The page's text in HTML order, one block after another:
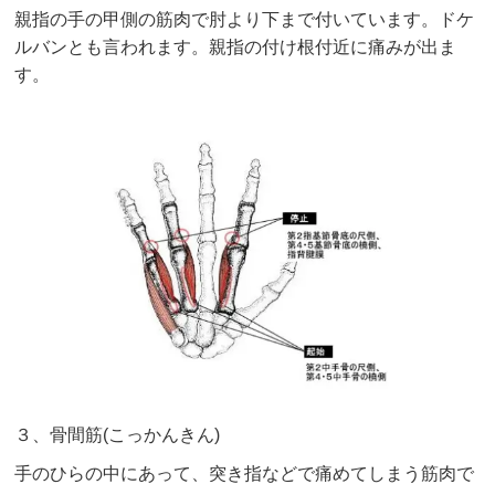
親指の手の甲側の筋肉で肘より下まで付いています。ドケ
ルバンとも言われます。親指の付け根付近に痛みが出ま
す。
３、骨間筋(こっかんきん)
手のひらの中にあって、突き指などで痛めてしまう筋肉で